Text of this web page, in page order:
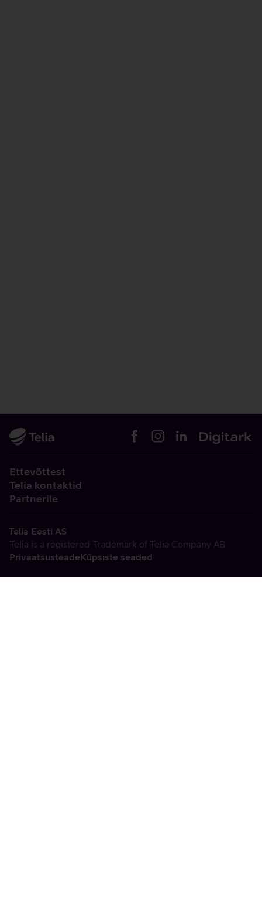
Ettevõttest
Telia kontaktid
Partnerile
Telia Eesti AS
Telia is a registered Trademark of Telia Company AB
PrivaatsusteadeKüpsiste seaded